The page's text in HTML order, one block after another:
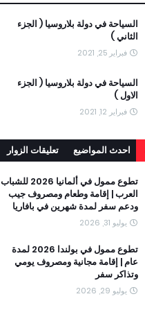
السياحة في دولة بلاروسيا ( الجزء
الثاني )
فبراير 25, 2021
السياحة في دولة بلاروسيا ( الجزء
الاول )
فبراير 12, 2021
احدث المواضيع تعليقات الزوار
تطوع ممول في ألمانيا 2026 للشباب
العرب | إقامة وطعام ومصروف جيب
ودعم سفر لمدة شهرين في بافاريا
يوليو 31, 2026
تطوع ممول في بولندا 2026 لمدة
عام | إقامة مجانية ومصروف يومي
وتذاكر سفر
يوليو 29, 2026